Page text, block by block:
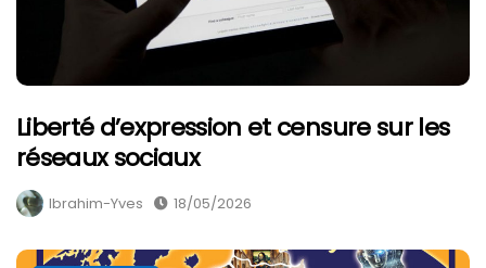
Liberté d’expression et censure sur les
réseaux sociaux
Ibrahim-Yves 18/05/2026